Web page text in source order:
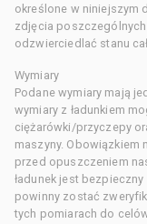
określone w niniejszym
zdjęcia
odzwierciedlać stanu
Wymiary
Podane wymiary mają
wymiary z ładunkiem
ciężarówki/przyczepy
maszyny. Obowiązkiem
przed opuszczeniem
ładunek jest
powinny zostać
tych pomiarach do